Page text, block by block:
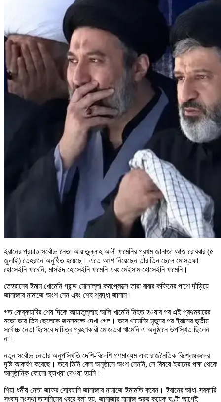
ইরানের প্রয়াত সর্বোচ্চ নেতা আয়াতুল্লাহ আলী খামেনির প্রথম জানাজা আজ রোববার (৫
জুলাই) তেহরানে অনুষ্ঠিত হয়েছে। এতে অংশ নিয়েছেন তার তিন ছেলে মোস্তফা
হোসেইনি খামেনি, মাসউদ হোসেইনি খামেনি এবং মেইসাম হোসেইনি খামেনি।
তেহরানের ইমাম খোমেনি গ্রান্ড মোসাল্লা কমপ্লেক্সে তারা বাবার কফিনের পাশে দাঁড়িয়ে
জানাজার নামাজে অংশ নেন এবং শেষ শ্রদ্ধা জানান।
গত ফেব্রুয়ারির শেষ দিকে আয়াতুল্লাহ আলি খামেনি নিহত হওয়ার পর এই প্রথমবারের
মতো তার তিন ছেলেকে জনসমক্ষে দেখা গেল। তবে খামেনির মৃত্যুর পর ইরানের তৃতীয়
সর্বোচ্চ নেতা হিসেবে দায়িত্ব গ্রহণকারী মোজতবা খামেনি এ অনুষ্ঠানে উপস্থিত ছিলেন
না।
নতুন সর্বোচ্চ নেতার অনুপস্থিতি দেশি-বিদেশি গণমাধ্যম এবং রাজনৈতিক বিশ্লেষকদের
দৃষ্টি আকর্ষণ করেছে। তবে তিনি কেন অনুষ্ঠানে অংশ নেননি, সে বিষয়ে ইরানের পক্ষ থেকে
আনুষ্ঠানিক কোনো ব্যাখ্যা দেওয়া হয়নি।
শিয়া ধর্মীয় নেতা জাফর সোবহানি জানাজার নামাজে ইমামতি করেন। ইরানের আধা-সরকারি
সংবাদ সংস্থা তাসনিমের খবরে বলা হয়, জানাজার নামাজ শুরুর কয়েক ঘণ্টা আগেই